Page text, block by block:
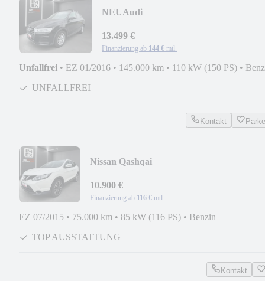
NEUAudi
TRONIC+SHZ++PDC+NAVI
13.499 €
Finanzierung ab 144 € mtl.
Unfallfrei • EZ 01/2016 • 145.000 km • 110 kW (150 PS) •
UNFALLFREI
Kontakt
Nissan Qashqai
ZOLL*
10.900 €
Finanzierung ab 116 € mtl.
EZ 07/2015 • 75.000 km • 85 kW (116 PS) • Benzin
TOP AUSSTATTUNG
Kontakt